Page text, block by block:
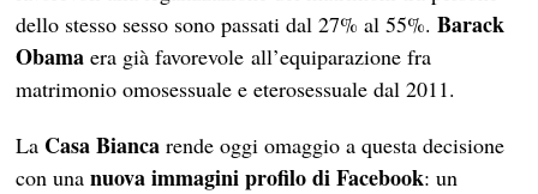
dello stesso sesso sono passati dal 27% al 55%.Barack
Obama era già favorevole all’equiparazione fra
matrimonio omosessuale e eterosessuale dal 2011.
La Casa Bianca rende oggi omaggio a questa decisione
con unanuova immagini profilo di Facebook: un